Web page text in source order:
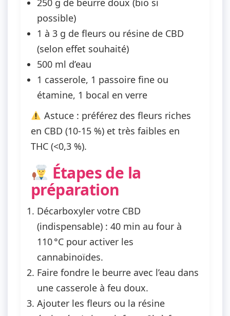
250 g de beurre doux (bio si
possible)
1 à 3 g de fleurs ou résine de CBD
(selon effet souhaité)
500 ml d’eau
1 casserole, 1 passoire fine ou
étamine, 1 bocal en verre
Astuce : préférez des fleurs riches
en CBD (10-15 %) et très faibles en
THC (<0,3 %).
Étapes de la
préparation
Décarboxyler votre CBD
(indispensable) : 40 min au four à
110 °C pour activer les
cannabinoïdes.
Faire fondre le beurre avec l’eau dans
une casserole à feu doux.
Ajouter les fleurs ou la résine